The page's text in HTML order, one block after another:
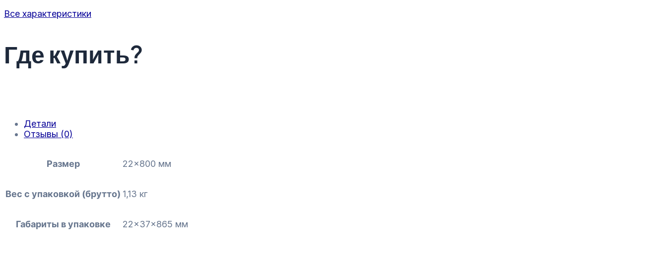
Все характеристики
Где купить?
Детали
Отзывы (0)
Размер 22×800 мм
Вес с упаковкой (брутто) 1,13 кг
Габариты в упаковке 22x37x865 мм